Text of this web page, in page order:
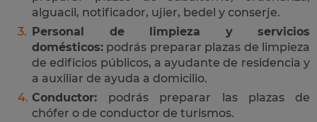
alguacil, notificador, ujier, bedel y conserje.
Personal de limpieza y servicios
domésticos: podrás preparar plazas de limpieza
de edificios públicos, a ayudante de residencia y
a auxiliar de ayuda a domicilio.
Conductor: podrás preparar las plazas de
chófer o de conductor de turismos.